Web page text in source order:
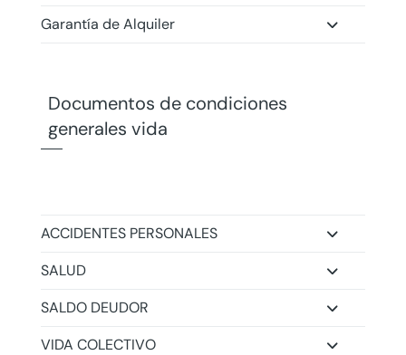
Garantía de Alquiler
Documentos de condiciones
generales vida
ACCIDENTES PERSONALES
SALUD
SALDO DEUDOR
VIDA COLECTIVO